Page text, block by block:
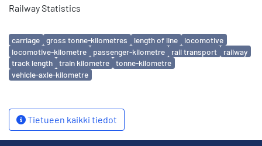
Railway Statistics
Avainsanat
carriage gross tonne-kilometres length of line
locomotive
locomotive-kilometre
passenger-kilometre rail transport
railway
track length
train kilometre
tonne-kilometre
vehicle-axle-kilometre
Tietueen kaikki tiedot